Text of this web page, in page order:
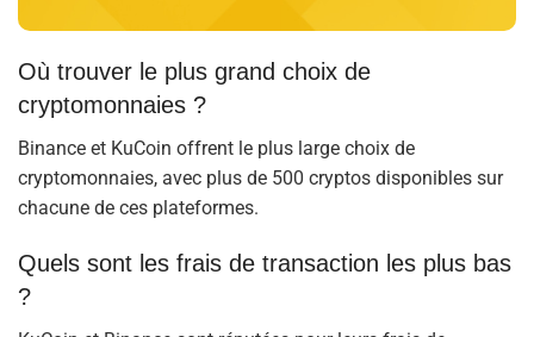
Où trouver le plus grand choix de
cryptomonnaies ?
Binance et KuCoin offrent le plus large choix de
cryptomonnaies, avec plus de 500 cryptos disponibles sur
chacune de ces plateformes.
Quels sont les frais de transaction les plus bas
?